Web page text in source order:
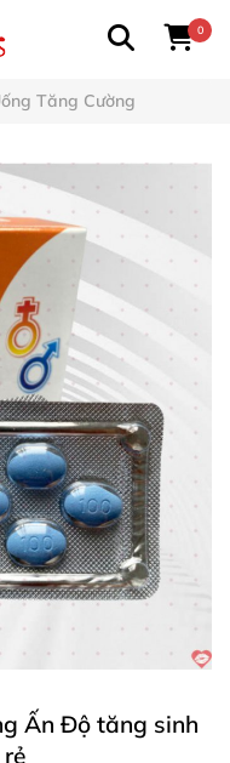
0
Tăng Cường
Ấn Độ tăng sinh